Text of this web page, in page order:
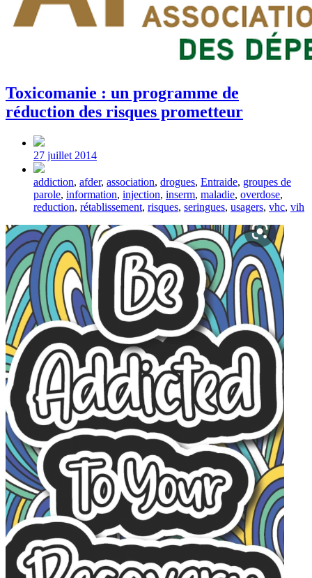
Toxicomanie : un programme de
réduction des risques prometteur
Post
date
27 juillet 2014
Tagged
with
addiction, afder, association, drogues, Entraide, groupes de
parole, information, injection, inserm, maladie, overdose,
reduction, rétablissement, risques, seringues, usagers, vhc, vih